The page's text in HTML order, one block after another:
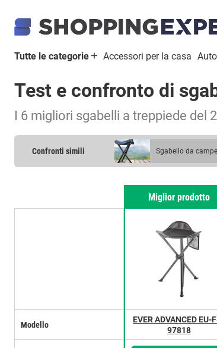
Tutte le categorie Accessori per la casa
Test e confronto di
I 6 migliori sgabelli a treppiede del
Confronti simili sgabello da
Modello
Miglior prodotto
EVER ADVANCED EU-
97818